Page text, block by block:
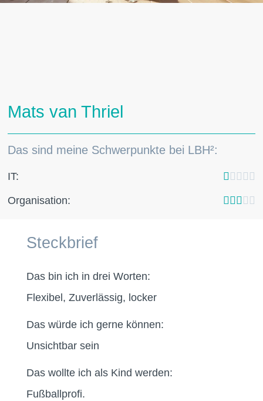
Mats van Thriel
Das sind meine Schwerpunkte bei LBH²:
IT:     
Organisation:     
Steckbrief
Das bin ich in drei Worten:
Flexibel, Zuverlässig, locker
Das würde ich gerne können:
Unsichtbar sein
Das wollte ich als Kind werden:
Fußballprofi.